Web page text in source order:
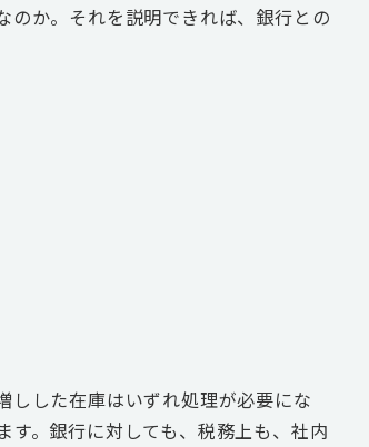
のか。それを説明できれば、銀行との
しした在庫はいずれ処理が必要にな
す。銀行に対しても、税務上も、社内